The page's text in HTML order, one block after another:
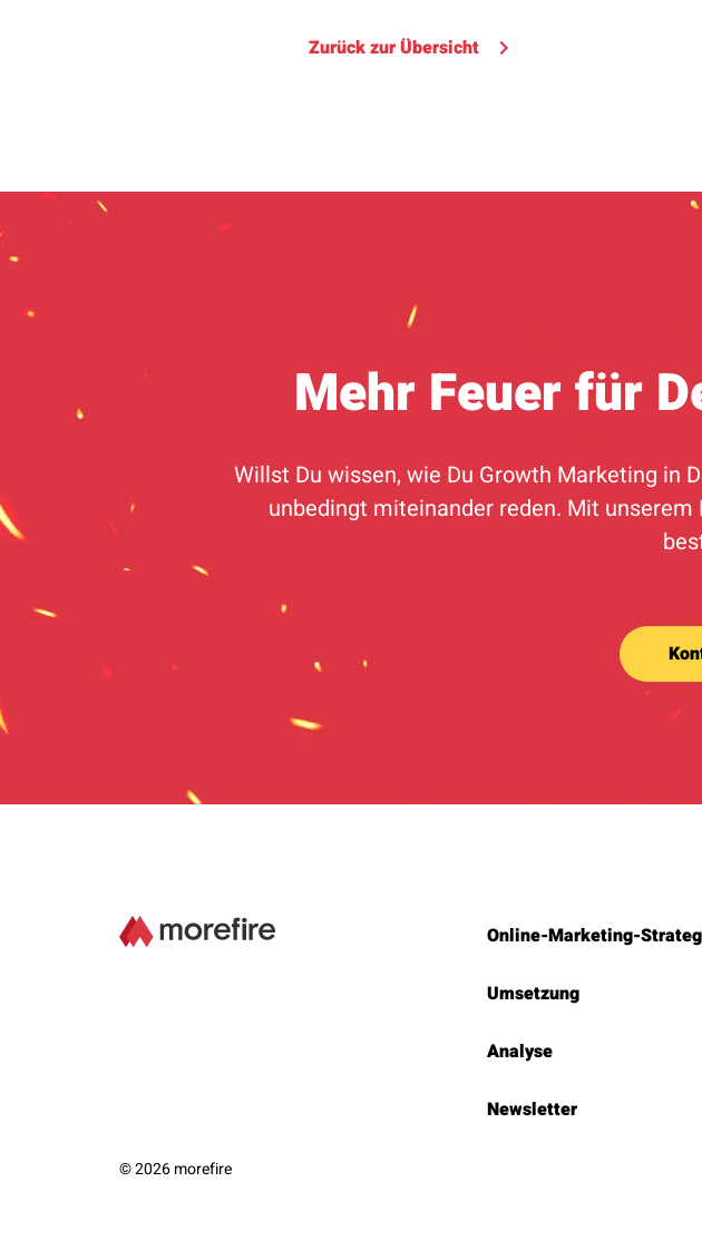
Zurück zur Übersicht
Mehr Feuer für
Willst Du wissen, wie Du Growth Marketing in
unbedingt miteinander reden. Mit
© 2026 morefire
Online-Marketing-
Umsetzung
Analyse
Newsletter